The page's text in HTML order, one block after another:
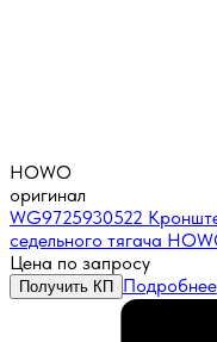
HOWO
оригинал
WG9725930522
седельного тягача
Цена по запросу
Получить КП Подробнее